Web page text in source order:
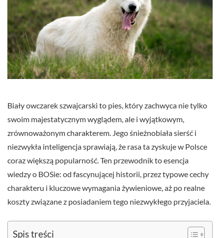
Biały owczarek szwajcarski to pies, który zachwyca nie tylko
swoim majestatycznym wyglądem, ale i wyjątkowym,
zrównoważonym charakterem. Jego śnieżnobiała sierść i
niezwykła inteligencja sprawiają, że rasa ta zyskuje w Polsce
coraz większą popularność. Ten przewodnik to esencja
wiedzy o BOSie: od fascynującej historii, przez typowe cechy
charakteru i kluczowe wymagania żywieniowe, aż po realne
koszty związane z posiadaniem tego niezwykłego przyjaciela.
Spis treści